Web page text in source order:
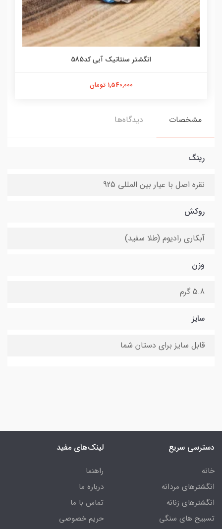
انگشتر سنتاتیک آبی کد585
1,540,000 تومان
مشخصات دیدگاه‌ها
رینگ
نقره اصل با عیار بین المللی 925
روکش
آبکاری رادیوم (طلا سفید)
وزن
5.8 گرم
سایز
قابل سایز برای دستان شما
دسترسی سریع
خانه
انگشترهای مردانه
انگشترهای زنانه
تسبیح های سنگی
لینک‌های مفید
راهنما
درباره ما
تماس با ما
حریم خصوصی